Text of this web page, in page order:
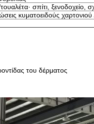
σπίτι, ξενοδοχείο,
κυματοειδούς χαρτονιού /
του δέρματος